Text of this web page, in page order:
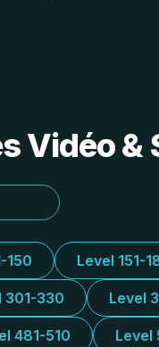
Vidéo &
150 Level 151-
301-330 Level
481-510 Level